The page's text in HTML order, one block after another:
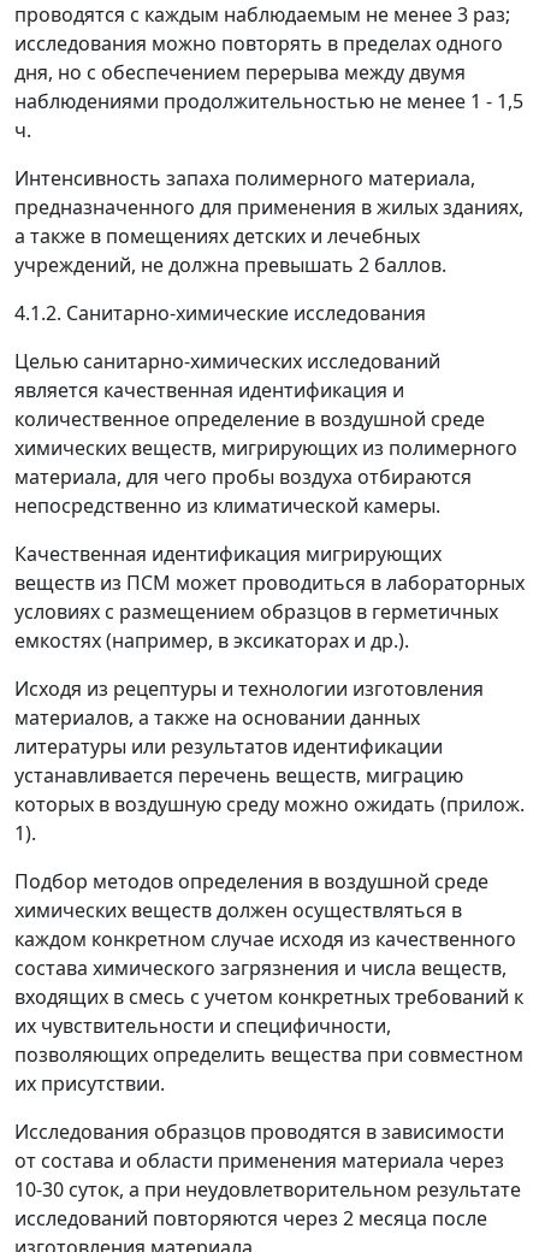
проводятся с каждым наблюдаемым не менее 3 раз;
исследования можно повторять в пределах одного
дня, но с обеспечением перерыва между двумя
наблюдениями продолжительностью не менее 1 - 1,5
ч.
Интенсивность запаха полимерного материала,
предназначенного для применения в жилых зданиях,
а также в помещениях детских и лечебных
учреждений, не должна превышать 2 баллов.
4.1.2. Санитарно-химические исследования
Целью санитарно-химических исследований
является качественная идентификация и
количественное определение в воздушной среде
химических веществ, мигрирующих из полимерного
материала, для чего пробы воздуха отбираются
непосредственно из климатической камеры.
Качественная идентификация мигрирующих
веществ из ПСМ может проводиться в лабораторных
условиях с размещением образцов в герметичных
емкостях (например, в эксикаторах и др.).
Исходя из рецептуры и технологии изготовления
материалов, а также на основании данных
литературы или результатов идентификации
устанавливается перечень веществ, миграцию
которых в воздушную среду можно ожидать (прилож.
1).
Подбор методов определения в воздушной среде
химических веществ должен осуществляться в
каждом конкретном случае исходя из качественного
состава химического загрязнения и числа веществ,
входящих в смесь с учетом конкретных требований к
их чувствительности и специфичности,
позволяющих определить вещества при совместном
их присутствии.
Исследования образцов проводятся в зависимости
от состава и области применения материала через
10-30 суток, а при неудовлетворительном результате
исследований повторяются через 2 месяца после